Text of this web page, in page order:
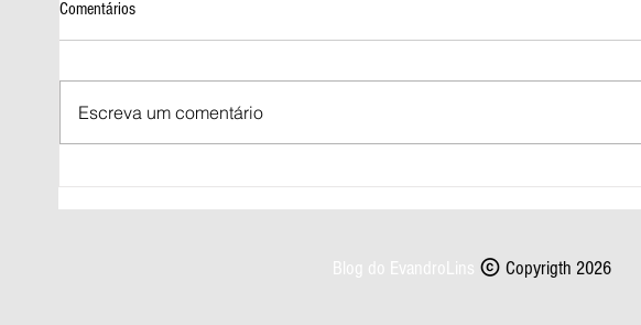
Comentários
Escreva um comentário
Blog do EvandroLinsCopyrigth 2026